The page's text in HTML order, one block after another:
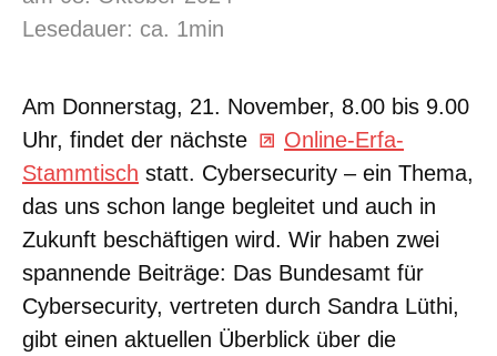
Lesedauer: ca. 1min
Am Donnerstag, 21. November, 8.00 bis 9.00
Uhr, findet der nächste
Online-Erfa-
Stammtisch statt. Cybersecurity – ein Thema,
das uns schon lange begleitet und auch in
Zukunft beschäftigen wird. Wir haben zwei
spannende Beiträge: Das Bundesamt für
Cybersecurity, vertreten durch Sandra Lüthi,
gibt einen aktuellen Überblick über die